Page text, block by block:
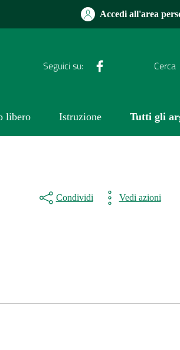
Accedi all'area
Seguici su: Cerca
libero Istruzione Tutti gli
Condividi Vedi azioni